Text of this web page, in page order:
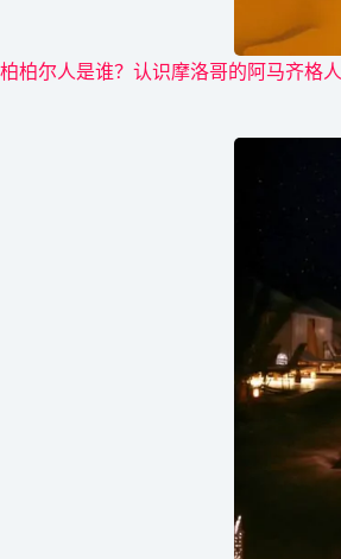
柏柏尔人是谁？认识摩洛哥的阿马齐格人